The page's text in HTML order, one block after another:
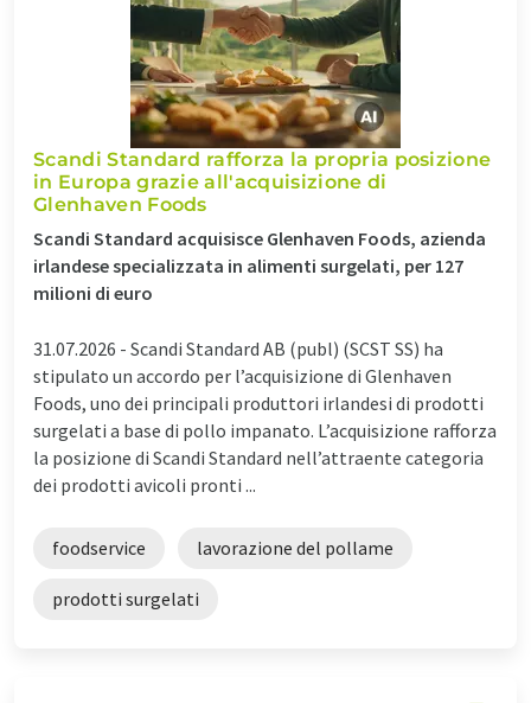
Scandi Standard rafforza la propria posizione
in Europa grazie all'acquisizione di
Glenhaven Foods
Scandi Standard acquisisce Glenhaven Foods, azienda
irlandese specializzata in alimenti surgelati, per 127
milioni di euro
31.07.2026 - Scandi Standard AB (publ) (SCST SS) ha
stipulato un accordo per l’acquisizione di Glenhaven
Foods, uno dei principali produttori irlandesi di prodotti
surgelati a base di pollo impanato. L’acquisizione rafforza
la posizione di Scandi Standard nell’attraente categoria
dei prodotti avicoli pronti ...
foodservice lavorazione del pollame
prodotti surgelati